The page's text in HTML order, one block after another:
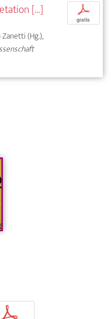
[…]
(Hg.),
p
gratis
p